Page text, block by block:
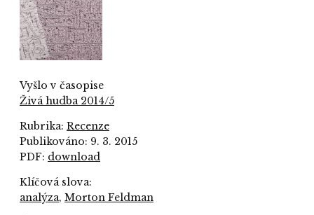
Vyšlo v časopise
Živá hudba 2014/5
Rubrika: Recenze
Publikováno: 9. 3. 2015
PDF: download
Klíčová slova:
analýza, Morton Feldman